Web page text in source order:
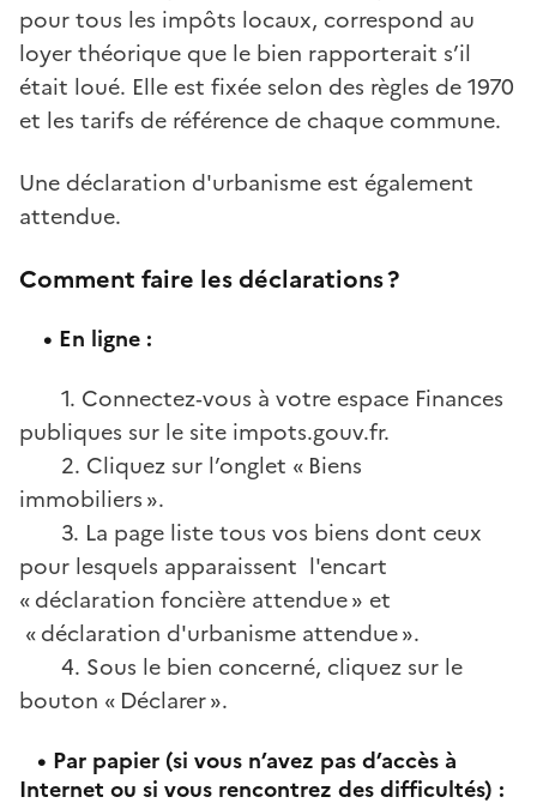
pour tous les impôts locaux, correspond au
loyer théorique que le bien rapporterait s’il
était loué. Elle est fixée selon des règles de 1970
et les tarifs de référence de chaque commune.
Une déclaration d'urbanisme est également
attendue.
Comment faire les déclarations ?
• En ligne :
1. Connectez‑vous à votre espace Finances
publiques sur le site impots.gouv.fr.
2. Cliquez sur l’onglet « Biens
immobiliers ».
3. La page liste tous vos biens dont ceux
pour lesquels apparaissent l'encart
« déclaration foncière attendue » et
« déclaration d'urbanisme attendue ».
4. Sous le bien concerné, cliquez sur le
bouton « Déclarer ».
• Par papier (si vous n’avez pas d’accès à
Internet ou si vous rencontrez des difficultés) :